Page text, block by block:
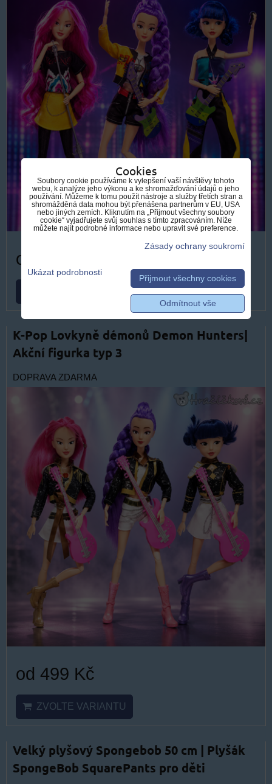
od 499 Kč
K-Pop Lovkyně démonů Demon Hunters|
Akční figurka typ 3
DOPRAVA ZDARMA
od 499 Kč
ZVOLTE VARIANTU
Velký plyšový Spongebob 50 cm | Plyšák
SpongeBob SquarePants pro děti
Cookies
Soubory cookie používáme k vylepšení vaší návštěvy tohoto
webu, k analýze jeho výkonu a ke shromažďování údajů o jeho
používání. Můžeme k tomu použít nástroje a služby třetích stran a
shromážděná data mohou být přenášena partnerům v EU, USA
nebo jiných zemích. Kliknutím na „Přijmout všechny soubory
cookie“ vyjadřujete svůj souhlas s tímto zpracováním. Níže
můžete najít podrobné informace nebo upravit své preference.
Zásady ochrany soukromí
Ukázat podrobnosti
Přijmout všechny cookies
Odmítnout vše